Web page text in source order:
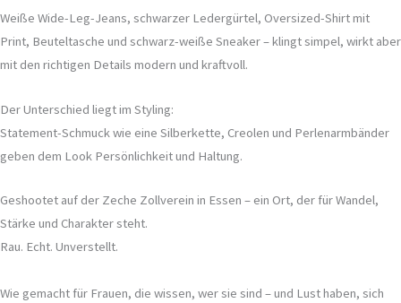
Weiße Wide-Leg-Jeans, schwarzer Ledergürtel, Oversized-Shirt mit
Print, Beuteltasche und schwarz-weiße Sneaker – klingt simpel, wirkt aber
mit den richtigen Details modern und kraftvoll.
Der Unterschied liegt im Styling:
Statement-Schmuck wie eine Silberkette, Creolen und Perlenarmbänder
geben dem Look Persönlichkeit und Haltung.
Geshootet auf der Zeche Zollverein in Essen – ein Ort, der für Wandel,
Stärke und Charakter steht.
Rau. Echt. Unverstellt.
Wie gemacht für Frauen, die wissen, wer sie sind – und Lust haben, sich